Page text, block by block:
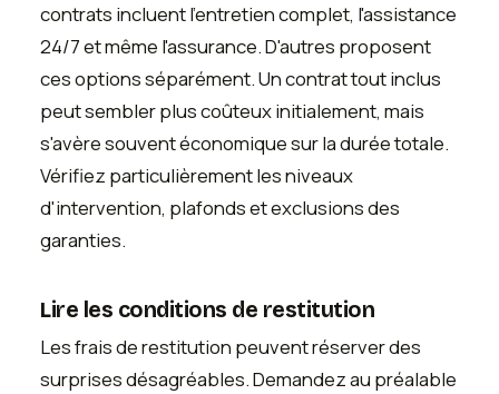
contrats incluent l'entretien complet, l'assistance
24/7 et même l'assurance. D'autres proposent
ces options séparément. Un contrat tout inclus
peut sembler plus coûteux initialement, mais
s'avère souvent économique sur la durée totale.
Vérifiez particulièrement les niveaux
d'intervention, plafonds et exclusions des
garanties.
Lire les conditions de restitution
Les frais de restitution peuvent réserver des
surprises désagréables. Demandez au préalable